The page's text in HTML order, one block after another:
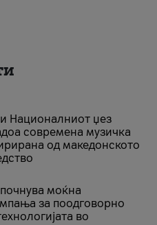
Националниот џез
современа музичка
од македонското
моќна
за поодговорно
во